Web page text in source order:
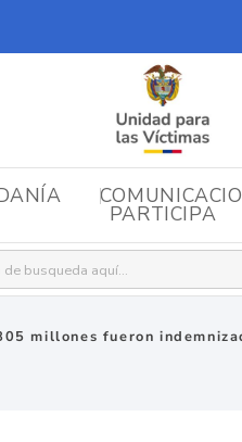
PARTICIPA
millones fueron